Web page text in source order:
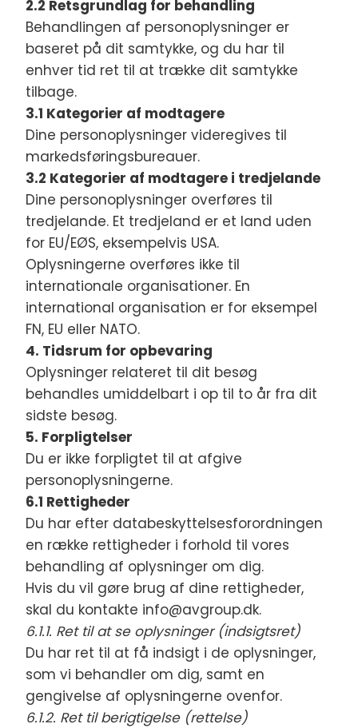
2.2 Retsgrundlag for behandling
Behandlingen af personoplysninger er
baseret på dit samtykke, og du har til
enhver tid ret til at trække dit samtykke
tilbage.
3.1 Kategorier af modtagere
Dine personoplysninger videregives til
markedsføringsbureauer.
3.2 Kategorier af modtagere i tredjelande
Dine personoplysninger overføres til
tredjelande. Et tredjeland er et land uden
for EU/EØS, eksempelvis USA.
Oplysningerne overføres ikke til
internationale organisationer. En
international organisation er for eksempel
FN, EU eller NATO.
4. Tidsrum for opbevaring
Oplysninger relateret til dit besøg
behandles umiddelbart i op til to år fra dit
sidste besøg.
5. Forpligtelser
Du er ikke forpligtet til at afgive
personoplysningerne.
6.1 Rettigheder
Du har efter databeskyttelsesforordningen
en række rettigheder i forhold til vores
behandling af oplysninger om dig.
Hvis du vil gøre brug af dine rettigheder,
skal du kontakte info@avgroup.dk.
6.1.1. Ret til at se oplysninger (indsigtsret)
Du har ret til at få indsigt i de oplysninger,
som vi behandler om dig, samt en
gengivelse af oplysningerne ovenfor.
6.1.2. Ret til berigtigelse (rettelse)